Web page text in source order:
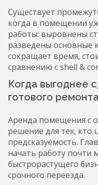
Существует
когда в помещении
работы: выровнены
разведены основные
сокращает время,
сравнению с shell &
Когда выгоднее
готового
Аренда помещения с
решение для тех, кто
предсказуемость.
начать работу почти
быстрорастущего
срочного переезда.